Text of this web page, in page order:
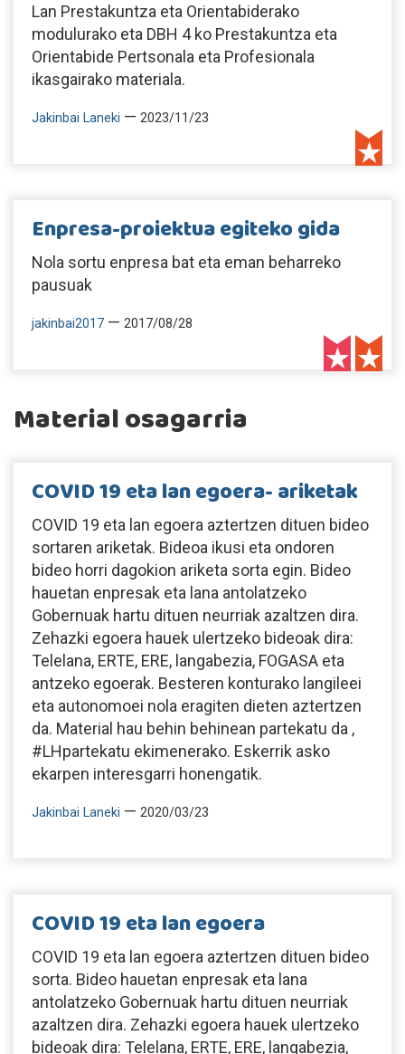
Lan Prestakuntza eta Orientabiderako
modulurako eta DBH 4 ko Prestakuntza eta
Orientabide Pertsonala eta Profesionala
ikasgairako materiala.
Jakinbai Laneki — 2023/11/23
Enpresa-proiektua egiteko gida
Nola sortu enpresa bat eta eman beharreko
pausuak
jakinbai2017 — 2017/08/28
Material osagarria
COVID 19 eta lan egoera- ariketak
COVID 19 eta lan egoera aztertzen dituen bideo
sortaren ariketak. Bideoa ikusi eta ondoren
bideo horri dagokion ariketa sorta egin. Bideo
hauetan enpresak eta lana antolatzeko
Gobernuak hartu dituen neurriak azaltzen dira.
Zehazki egoera hauek ulertzeko bideoak dira:
Telelana, ERTE, ERE, langabezia, FOGASA eta
antzeko egoerak. Besteren konturako langileei
eta autonomoei nola eragiten dieten aztertzen
da. Material hau behin behinean partekatu da ,
#LHpartekatu ekimenerako. Eskerrik asko
ekarpen interesgarri honengatik.
Jakinbai Laneki — 2020/03/23
COVID 19 eta lan egoera
COVID 19 eta lan egoera aztertzen dituen bideo
sorta. Bideo hauetan enpresak eta lana
antolatzeko Gobernuak hartu dituen neurriak
azaltzen dira. Zehazki egoera hauek ulertzeko
bideoak dira: Telelana, ERTE, ERE, langabezia,